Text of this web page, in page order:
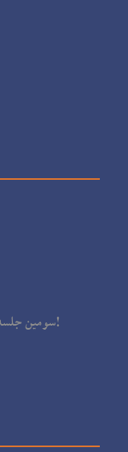
سومین جلسه شورای علمی پوهنتون طبی اساس دایر گردید!